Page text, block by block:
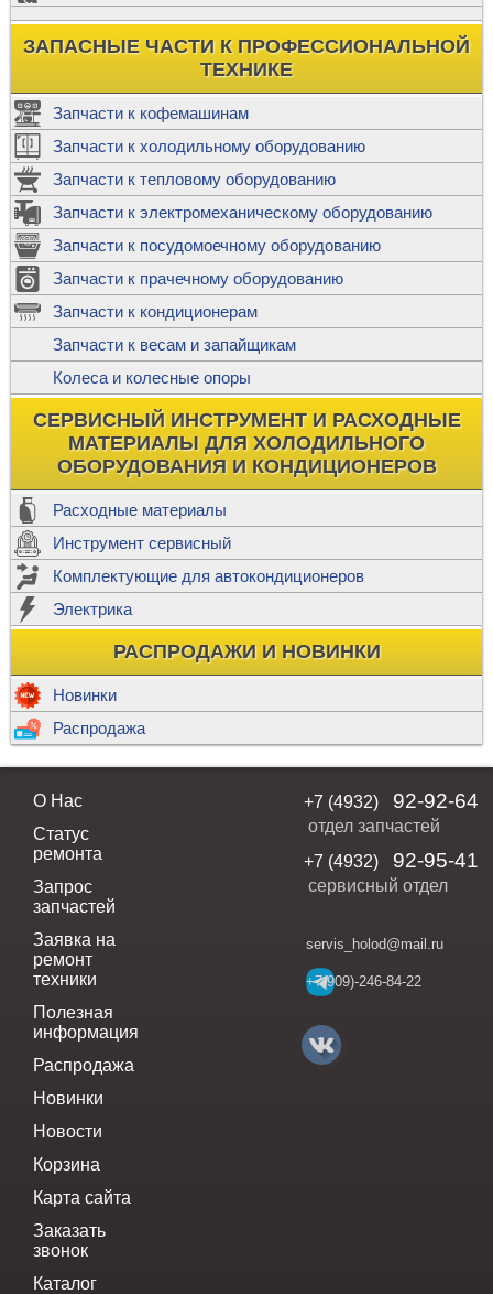
ЗАПАСНЫЕ ЧАСТИ К ПРОФЕССИОНАЛЬНОЙ
ТЕХНИКЕ
Запчасти к кофемашинам
Запчасти к холодильному оборудованию
Запчасти к тепловому оборудованию
Запчасти к электромеханическому оборудованию
Запчасти к посудомоечному оборудованию
Запчасти к прачечному оборудованию
Запчасти к кондиционерам
Запчасти к весам и запайщикам
Колеса и колесные опоры
СЕРВИСНЫЙ ИНСТРУМЕНТ И РАСХОДНЫЕ
МАТЕРИАЛЫ ДЛЯ ХОЛОДИЛЬНОГО
ОБОРУДОВАНИЯ И КОНДИЦИОНЕРОВ
Расходные материалы
Инструмент сервисный
Комплектующие для автокондиционеров
Электрика
РАСПРОДАЖИ И НОВИНКИ
Новинки
Распродажа
О Нас
Статус
ремонта
Запрос
запчастей
Заявка на
ремонт
техники
Полезная
информация
Распродажа
Новинки
Новости
Корзина
Карта сайта
Заказать
звонок
Каталог
+7 (4932) 92-92-64
отдел запчастей
+7 (4932)
92-95-41
сервисный отдел
servis_holod@mail.ru
+7(909)-246-84-22